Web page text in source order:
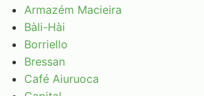
Armazém Macieira
Bàli-Hài
Borriello
Bressan
Café Aiuruoca